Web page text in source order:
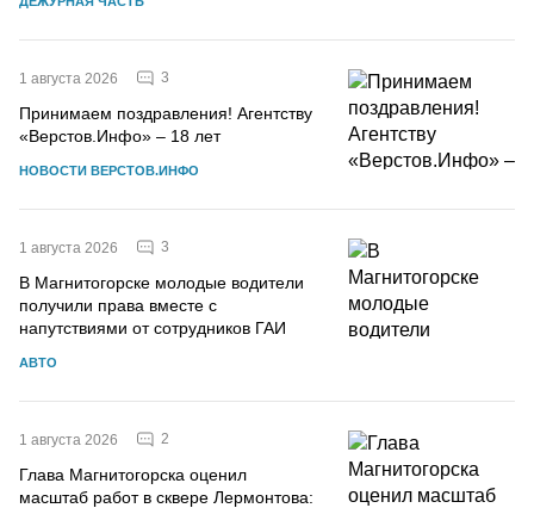
1 августа 2026 3
Принимаем поздравления! Агентству
«Верстов.Инфо» – 18 лет
НОВОСТИ ВЕРСТОВ.ИНФО
1 августа 2026 3
В Магнитогорске молодые водители
получили права вместе с
напутствиями от сотрудников ГАИ
АВТО
1 августа 2026 2
Глава Магнитогорска оценил
масштаб работ в сквере Лермонтова: